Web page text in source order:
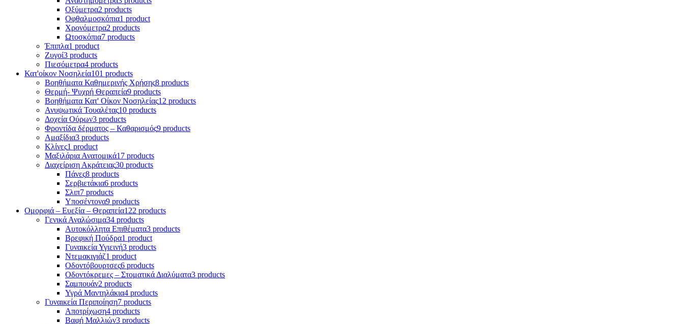
Οξύμετρα2 products
Οφθαλμοσκόπια1 product
Χρονόμετρα2 products
Ωτοσκόπια7 products
Έπιπλα1 product
Ζυγοί3 products
Πιεσόμετρα4 products
Κατ'οίκον Νοσηλεία101 products
Βοηθήματα Καθημερινής Χρήσης8 products
Θερμή- Ψυχρή Θεραπεία9 products
Βοηθήματα Κατ' Οίκον Νοσηλείας12 products
Ανυψωτικά Τουαλέτας10 products
Δοχεία Ούρων3 products
Φροντίδα δέρματος – Καθαρισμός9 products
Αμαξίδια3 products
Κλίνες1 product
Μαξιλάρια Ανατομικά17 products
Διαχείριση Ακράτειας30 products
Πάνες8 products
Σερβιετάκια6 products
Σλιπ7 products
Υποσέντονα9 products
Ομορφιά – Ευεξία – Θεραπεία122 products
Γενικά Αναλώσιμα34 products
Αυτοκόλλητα Επιθέματα3 products
Βρεφική Πούδρα1 product
Γυναικεία Υγιεινή3 products
Ντεμακιγιάζ1 product
Οδοντόβουρτσες6 products
Οδοντόκρεμες – Στοματικά Διαλύματα3 products
Σαμπουάν2 products
Υγρά Μαντηλάκια4 products
Γυναικεία Περιποίηση7 products
Αποτρίχωση4 products
Βαφή Μαλλιών3 products